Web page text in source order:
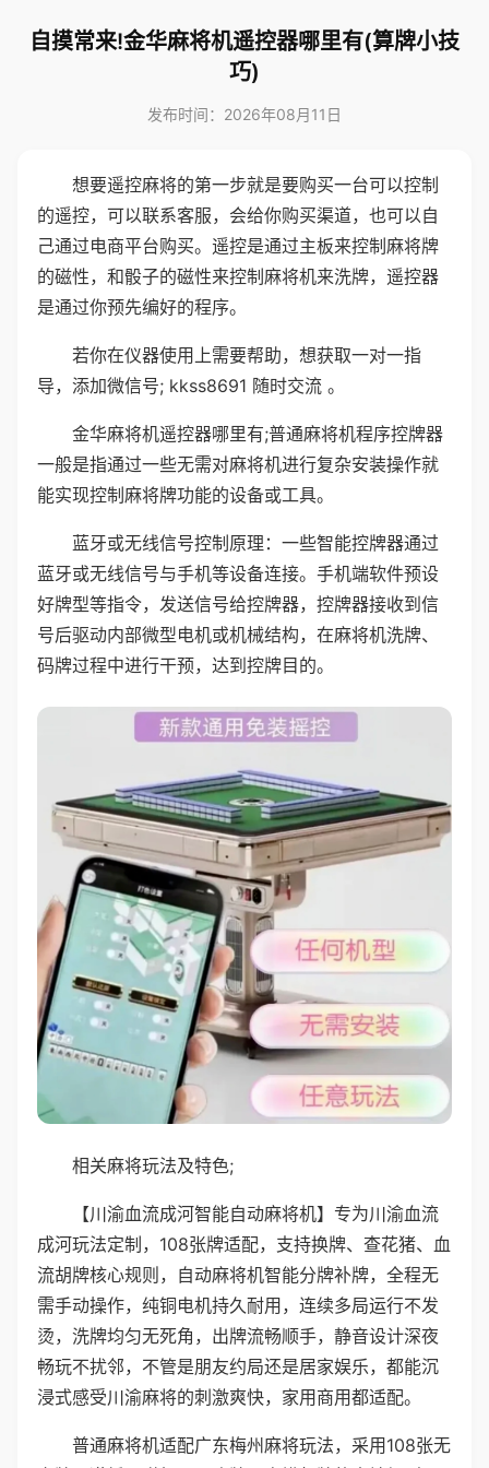
自摸常来!金华麻将机遥控器哪里有(算牌小技
巧)
发布时间：2026年08月11日
想要遥控麻将的第一步就是要购买一台可以控制
的遥控，可以联系客服，会给你购买渠道，也可以自
己通过电商平台购买。遥控是通过主板来控制麻将牌
的磁性，和骰子的磁性来控制麻将机来洗牌，遥控器
是通过你预先编好的程序。
若你在仪器使用上需要帮助，想获取一对一指
导，添加微信号; kkss8691 随时交流 。
金华麻将机遥控器哪里有;普通麻将机程序控牌器
一般是指通过一些无需对麻将机进行复杂安装操作就
能实现控制麻将牌功能的设备或工具。
蓝牙或无线信号控制原理：一些智能控牌器通过
蓝牙或无线信号与手机等设备连接。手机端软件预设
好牌型等指令，发送信号给控牌器，控牌器接收到信
号后驱动内部微型电机或机械结构，在麻将机洗牌、
码牌过程中进行干预，达到控牌目的。
相关麻将玩法及特色;
【川渝血流成河智能自动麻将机】专为川渝血流
成河玩法定制，108张牌适配，支持换牌、查花猪、血
流胡牌核心规则，自动麻将机智能分牌补牌，全程无
需手动操作，纯铜电机持久耐用，连续多局运行不发
烫，洗牌均匀无死角，出牌流畅顺手，静音设计深夜
畅玩不扰邻，不管是朋友约局还是居家娱乐，都能沉
浸式感受川渝麻将的刺激爽快，家用商用都适配。
普通麻将机适配广东梅州麻将玩法，采用108张无